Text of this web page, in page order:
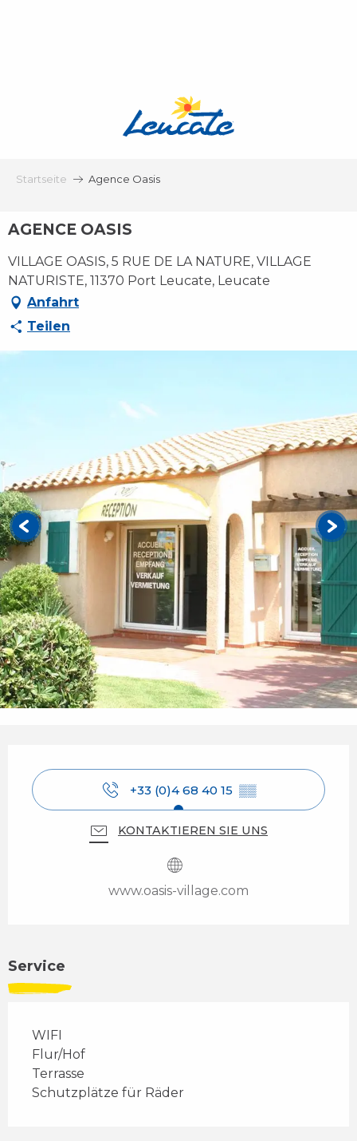
Startseite Agence Oasis
AGENCE OASIS
VILLAGE OASIS, 5 RUE DE LA NATURE, VILLAGE
NATURISTE, 11370 Port Leucate, Leucate
Anfahrt
Teilen
+33 (0)4 68 40 15 ▒▒
KONTAKTIEREN SIE UNS
www.oasis-village.com
Service
WIFI
Flur/Hof
Terrasse
Schutzplätze für Räder